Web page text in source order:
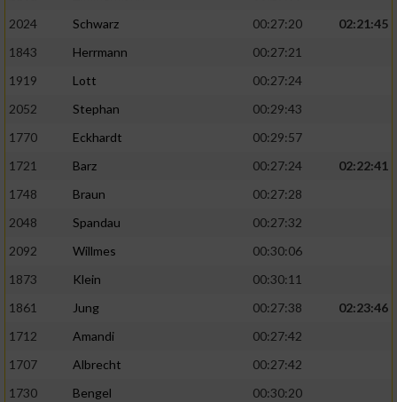
2024
Schwarz 00:27:20
02:21:45
1843
Herrmann
00:27:21
1919
Lott
00:27:24
2052
Stephan
00:29:43
1770
Eckhardt
00:29:57
1721
Barz 00:27:24
02:22:41
1748
Braun
00:27:28
2048
Spandau
00:27:32
2092
Willmes
00:30:06
1873
Klein
00:30:11
1861
Jung 00:27:38
02:23:46
1712
Amandi
00:27:42
1707
Albrecht
00:27:42
1730
Bengel
00:30:20